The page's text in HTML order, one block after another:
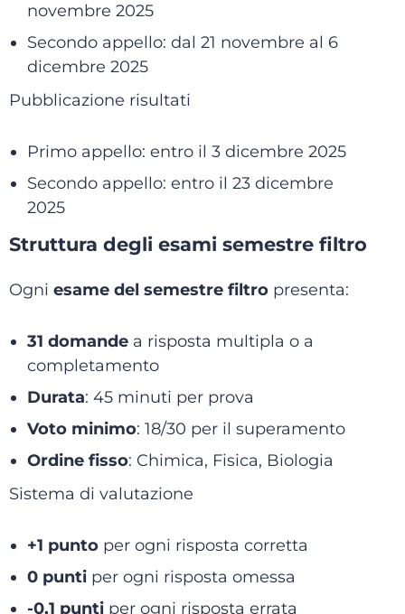
novembre 2025
Secondo appello: dal 21 novembre al 6
dicembre 2025
Pubblicazione risultati
Primo appello: entro il 3 dicembre 2025
Secondo appello: entro il 23 dicembre
2025
Struttura degli esami semestre filtro
Ogni esame del semestre filtro presenta:
31 domande a risposta multipla o a
completamento
Durata: 45 minuti per prova
Voto minimo: 18/30 per il superamento
Ordine fisso: Chimica, Fisica, Biologia
Sistema di valutazione
+1 punto per ogni risposta corretta
0 punti per ogni risposta omessa
-0,1 punti per ogni risposta errata